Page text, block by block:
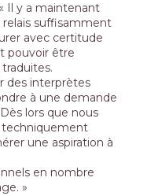
Il y a maintenant
relais suffisamment
avec certitude
pouvoir être
des interprètes
à une demande
lors que nous
une aspiration à
en nombre
»